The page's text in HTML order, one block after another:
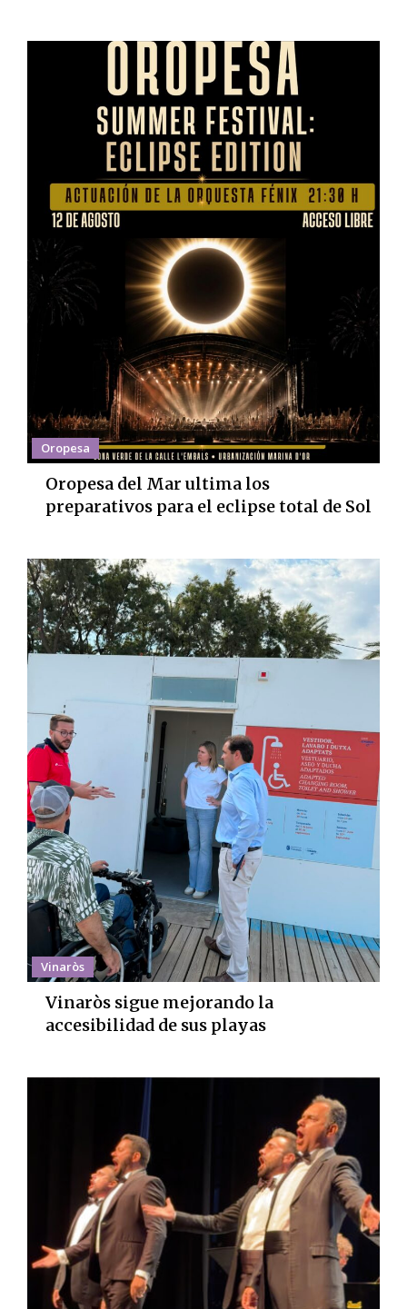
Oropesa
Oropesa del Mar ultima los
preparativos para el eclipse total de Sol
Vinaròs
Vinaròs sigue mejorando la
accesibilidad de sus playas